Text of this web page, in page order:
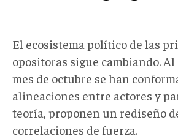
El ecosistema político de las
opositoras sigue cambiando. Al
mes de octubre se han
alineaciones entre actores y
teoría, proponen un rediseño
correlaciones de fuerza.